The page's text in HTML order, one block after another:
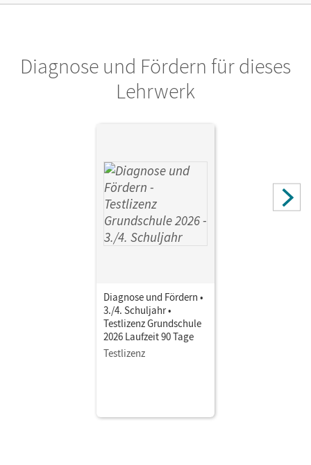
Herausgeber/-in
Pallack, Andreas
Bernsen, Julia; Piepenbreier, Christian; Bresinsky, Dirk;
Diagnose und Fördern für dieses
Lehrwerk
Diagnose und Fördern •
3./4. Schuljahr •
Testlizenz Grundschule
2026 Laufzeit 90 Tage
Testlizenz